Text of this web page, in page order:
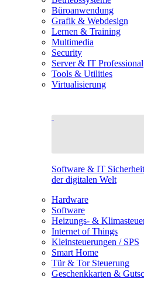
Büroanwendung
Grafik & Webdesign
Lernen & Training
Multimedia
Security
Server & IT Professional
Tools & Utilities
Virtualisierung
Software & IT
der digitalen Welt
Hardware
Software
Heizungs- &
Internet of Things
Kleinsteuerungen / SPS
Smart Home
Tür & Tor Steuerung
Geschenkkarten &